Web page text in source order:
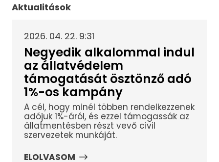
Aktualitások
2026. 04. 22. 9:31
Negyedik alkalommal indul
az állatvédelem
támogatását ösztönző adó
1%-os kampány
A cél, hogy minél többen rendelkezzenek
adójuk 1%-áról, és ezzel támogassák az
állatmentésben részt vevő civil
szervezetek munkáját.
ELOLVASOM